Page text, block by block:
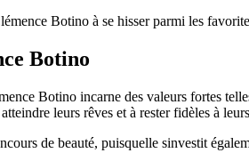
Botino à se hisser parmi les
Botino
Botino incarne des valeurs fortes
leurs rêves et à rester fidèles à
de beauté, puisquelle sinvestit